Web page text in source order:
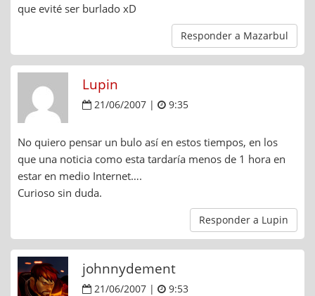
que evité ser burlado xD
Responder a Mazarbul
Lupin
21/06/2007 | 9:35
No quiero pensar un bulo así en estos tiempos, en los
que una noticia como esta tardaría menos de 1 hora en
estar en medio Internet….
Curioso sin duda.
Responder a Lupin
johnnydement
21/06/2007 | 9:53